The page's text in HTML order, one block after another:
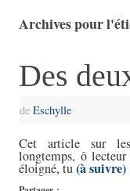
Archives pour
Des
deEschylle
Cet article sur les
longtemps, ô
éloigné, tu(à suivre)